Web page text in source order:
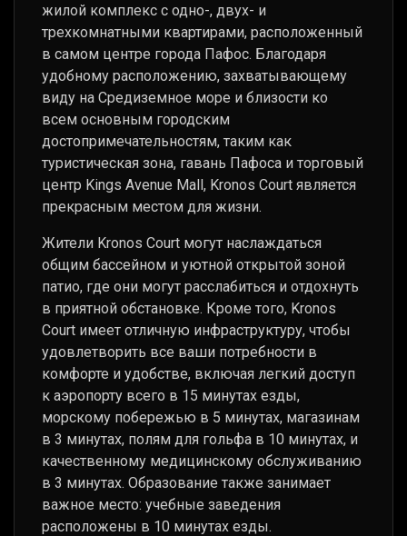
жилой комплекс с одно-, двух- и
трехкомнатными квартирами, расположенный
в самом центре города Пафос. Благодаря
удобному расположению, захватывающему
виду на Средиземное море и близости ко
всем основным городским
достопримечательностям, таким как
туристическая зона, гавань Пафоса и торговый
центр Kings Avenue Mall, Kronos Court является
прекрасным местом для жизни.
Жители Kronos Court могут наслаждаться
общим бассейном и уютной открытой зоной
патио, где они могут расслабиться и отдохнуть
в приятной обстановке. Кроме того, Kronos
Court имеет отличную инфраструктуру, чтобы
удовлетворить все ваши потребности в
комфорте и удобстве, включая легкий доступ
к аэропорту всего в 15 минутах езды,
морскому побережью в 5 минутах, магазинам
в 3 минутах, полям для гольфа в 10 минутах, и
качественному медицинскому обслуживанию
в 3 минутах. Образование также занимает
важное место: учебные заведения
расположены в 10 минутах езды.